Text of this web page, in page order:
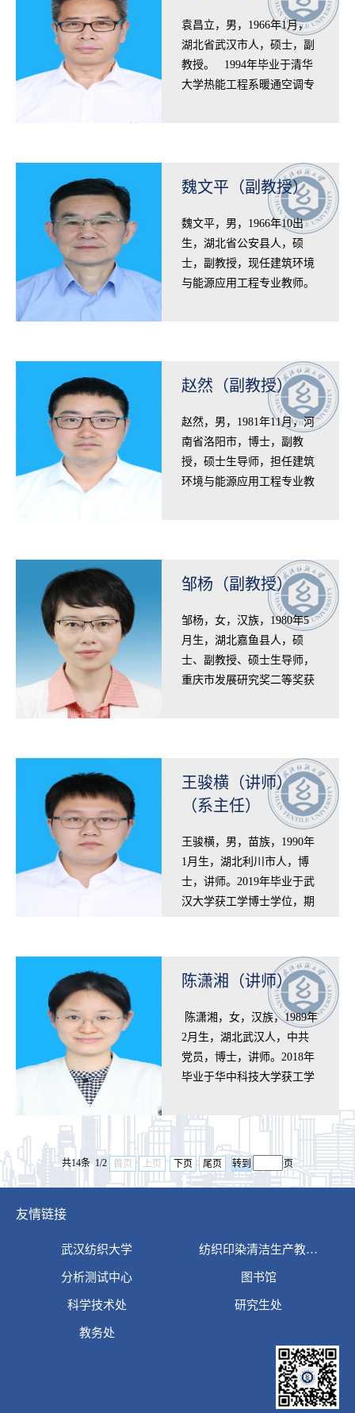
袁昌立，男，1966年1月，
湖北省武汉市人，硕士，副
教授。 1994年毕业于清华
大学热能工程系暖通空调专
魏文平（副教授）
魏文平，男，1966年10出
生，湖北省公安县人，硕
士，副教授，现任建筑环境
与能源应用工程专业教师。
赵然（副教授）
赵然，男，1981年11月，河
南省洛阳市，博士，副教
授，硕士生导师，担任建筑
环境与能源应用工程专业教
邹杨（副教授）
​邹杨，女，汉族，1980年5
月生，湖北嘉鱼县人，硕
士、副教授、硕士生导师，
重庆市发展研究奖二等奖获
王骏横（讲师）
（系主任）
王骏横，男，苗族，1990年
1月生，湖北利川市人，博
士，讲师。2019年毕业于武
汉大学获工学博士学位，期
陈潇湘（讲师）
​陈潇湘，女，汉族，1989年
2月生，湖北武汉人，中共
党员，博士，讲师。2018年
毕业于华中科技大学获工学
武汉纺织大学从事教学和科
研工作。主要…
共14条 1/2 首页 上页 下页 尾页 页
友情链接
武汉纺织大学 纺织印染清洁生产教…
分析测试中心 图书馆
科学技术处 研究生处
教务处